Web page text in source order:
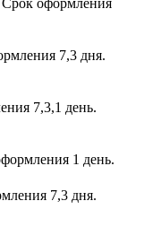
Срок оформления
7,3 дня.
7,3,1 день.
1 день.
7,3 дня.